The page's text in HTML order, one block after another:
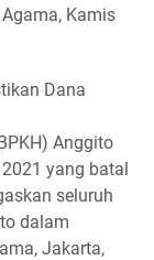
Kamis
Dana
Anggito
yang batal
seluruh
dalam
Jakarta,